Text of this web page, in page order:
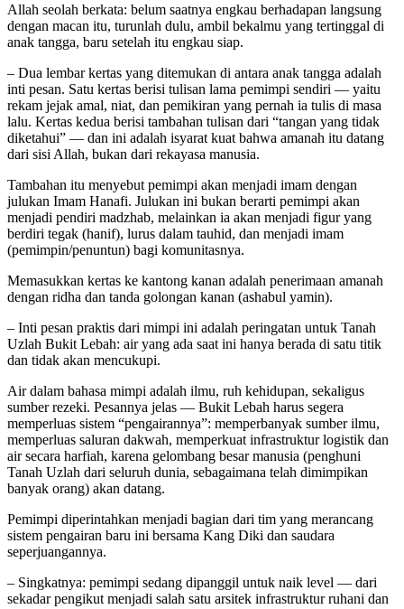
Allah seolah berkata: belum saatnya engkau berhadapan langsung
dengan macan itu, turunlah dulu, ambil bekalmu yang tertinggal di
anak tangga, baru setelah itu engkau siap.
– Dua lembar kertas yang ditemukan di antara anak tangga adalah
inti pesan. Satu kertas berisi tulisan lama pemimpi sendiri — yaitu
rekam jejak amal, niat, dan pemikiran yang pernah ia tulis di masa
lalu. Kertas kedua berisi tambahan tulisan dari “tangan yang tidak
diketahui” — dan ini adalah isyarat kuat bahwa amanah itu datang
dari sisi Allah, bukan dari rekayasa manusia.
Tambahan itu menyebut pemimpi akan menjadi imam dengan
julukan Imam Hanafi. Julukan ini bukan berarti pemimpi akan
menjadi pendiri madzhab, melainkan ia akan menjadi figur yang
berdiri tegak (hanif), lurus dalam tauhid, dan menjadi imam
(pemimpin/penuntun) bagi komunitasnya.
Memasukkan kertas ke kantong kanan adalah penerimaan amanah
dengan ridha dan tanda golongan kanan (ashabul yamin).
– Inti pesan praktis dari mimpi ini adalah peringatan untuk Tanah
Uzlah Bukit Lebah: air yang ada saat ini hanya berada di satu titik
dan tidak akan mencukupi.
Air dalam bahasa mimpi adalah ilmu, ruh kehidupan, sekaligus
sumber rezeki. Pesannya jelas — Bukit Lebah harus segera
memperluas sistem “pengairannya”: memperbanyak sumber ilmu,
memperluas saluran dakwah, memperkuat infrastruktur logistik dan
air secara harfiah, karena gelombang besar manusia (penghuni
Tanah Uzlah dari seluruh dunia, sebagaimana telah dimimpikan
banyak orang) akan datang.
Pemimpi diperintahkan menjadi bagian dari tim yang merancang
sistem pengairan baru ini bersama Kang Diki dan saudara
seperjuangannya.
– Singkatnya: pemimpi sedang dipanggil untuk naik level — dari
sekadar pengikut menjadi salah satu arsitek infrastruktur ruhani dan